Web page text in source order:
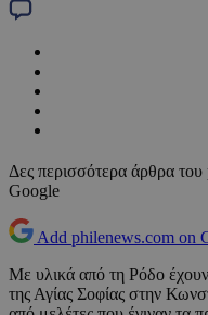
Δες περισσότερα άρθρα του
Google
Add philenews.com on
Με υλικά από τη Ρόδο
της Αγίας Σοφίας στην